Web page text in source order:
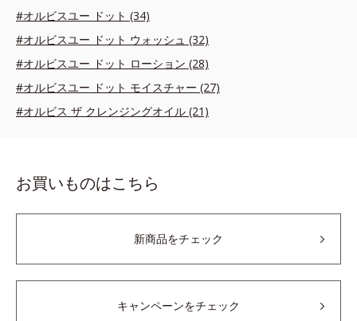
#オルビスユー ドット (34)
#オルビスユー ドット ウォッシュ (32)
#オルビスユー ドット ローション (28)
#オルビスユー ドット モイスチャー (27)
#オルビス ザ クレンジングオイル (21)
お買いものはこちら
新商品をチェック
キャンペーンをチェック